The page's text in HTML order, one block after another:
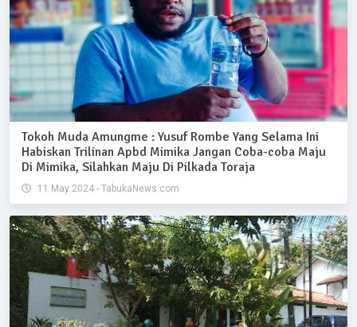
Tokoh Muda Amungme : Yusuf Rombe Yang Selama Ini
Habiskan Trilinan Apbd Mimika Jangan Coba-coba Maju
Di Mimika, Silahkan Maju Di Pilkada Toraja
11 May 2024 - TabukaNews.com